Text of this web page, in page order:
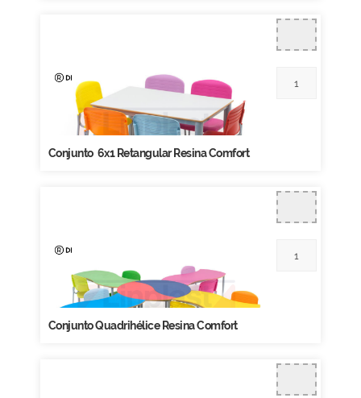
Conjunto 6x1 Retangular Resina Comfort
Conjunto Quadrihélice Resina Comfort